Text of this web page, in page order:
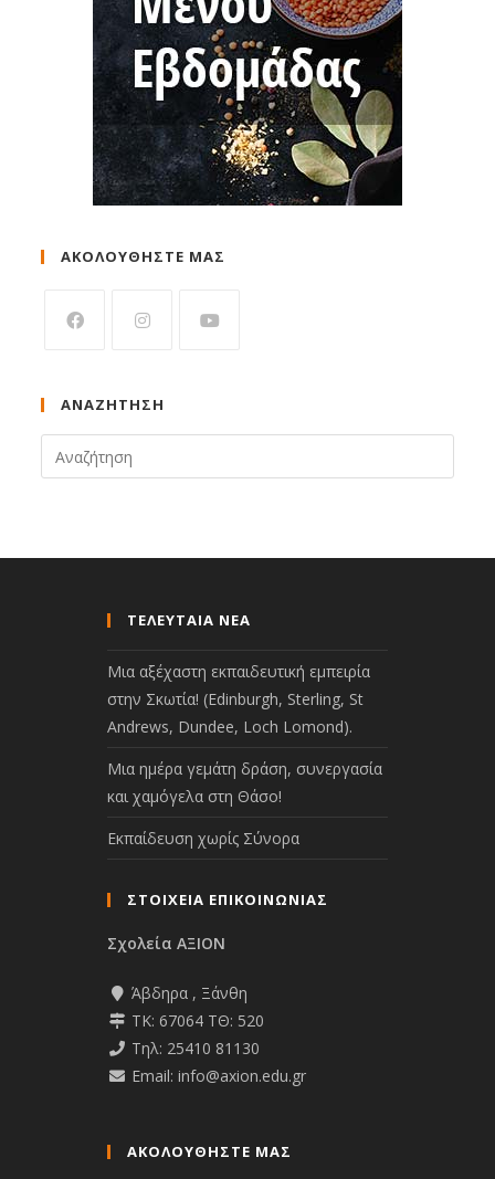
ΑΚΟΛΟΥΘΗΣΤΕ ΜΑΣ
ΑΝΑΖΉΤΗΣΗ
ΤΕΛΕΥΤΑΙΑ ΝΕΑ
Μια αξέχαστη εκπαιδευτική εμπειρία
στην Σκωτία! (Edinburgh, Sterling, St
Andrews, Dundee, Loch Lomond).
Μια ημέρα γεμάτη δράση, συνεργασία
και χαμόγελα στη Θάσο!
Εκπαίδευση χωρίς Σύνορα
ΣΤΟΙΧΕΙΑ ΕΠΙΚΟΙΝΩΝΙΑΣ
Σχολεία ΑΞΙΟΝ
Άβδηρα , Ξάνθη
ΤΚ: 67064 ΤΘ: 520
Τηλ: 25410 81130
Email: info@axion.edu.gr
ΑΚΟΛΟΥΘΉΣΤΕ ΜΑΣ